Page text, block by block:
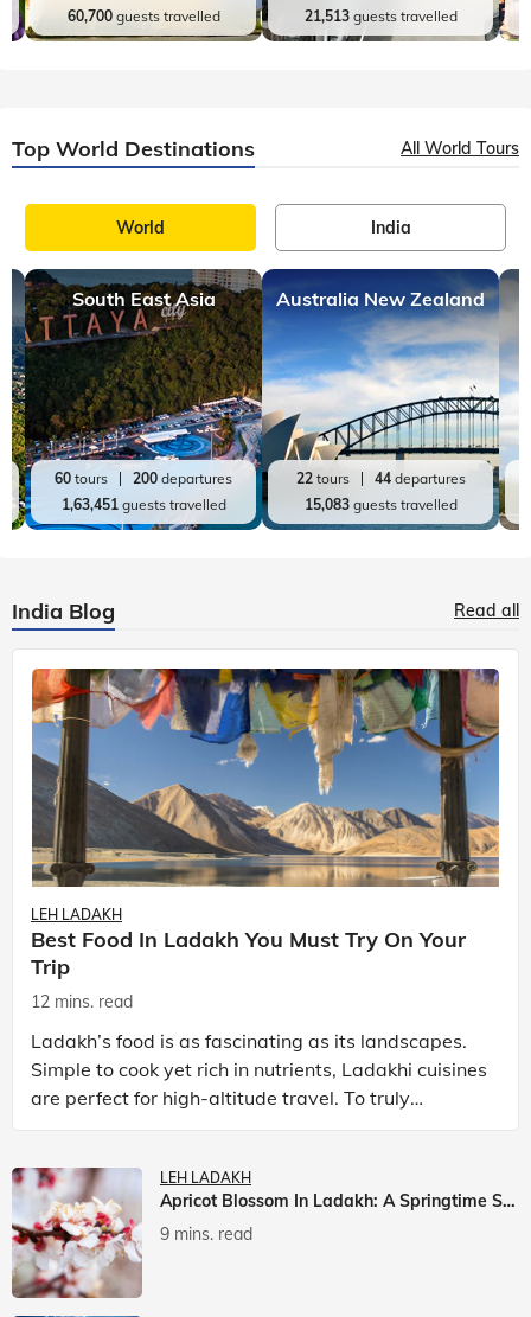
60,700guests travelled
21,513guests travelled
Top World Destinations All World Tours
World India
South East Asia
60 tours 200 departures
1,63,451guests travelled
Australia New Zealand
22tours 44departures
15,083guests travelled
India Blog Read all
LEH LADAKH
Best Food In Ladakh You Must Try On Your
Trip
12 mins. read
Ladakh’s food is as fascinating as its landscapes.
Simple to cook yet rich in nutrients, Ladakhi cuisines
are perfect for high-altitude travel. To truly
experience Ladakh, exploring its local food is
LEH LADAKH
Apricot Blossom In Ladakh: A Springtime Spectacle
9 mins. read